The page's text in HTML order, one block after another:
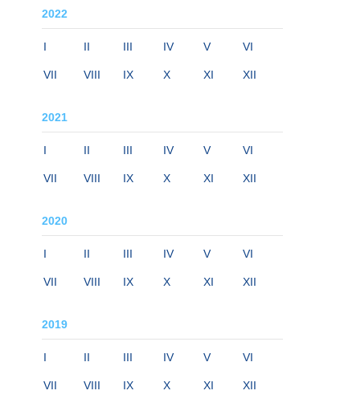
2022
I II III IV V VI
VII VIII IX X XI XII
2021
I II III IV V VI
VII VIII IX X XI XII
2020
I II III IV V VI
VII VIII IX X XI XII
2019
I II III IV V VI
VII VIII IX X XI XII